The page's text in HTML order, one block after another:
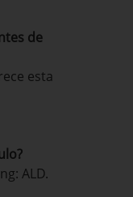
de
esta
ALD.